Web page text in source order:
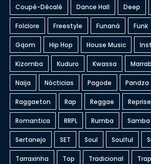
Coupé-Décalé Dance Hall Deep
Folclore Freestyle Funaná Funk
Gqom Hip Hop House Music
Kizomba Kuduro Kwassa
Naija Nócticias Pagode Pandza
Raggaeton Rap Reggae Reprise
Romantica RRPL Rumba Samba
Sertanejo SET Soul Soulful
Tarraxinha Top Tradicional Trap